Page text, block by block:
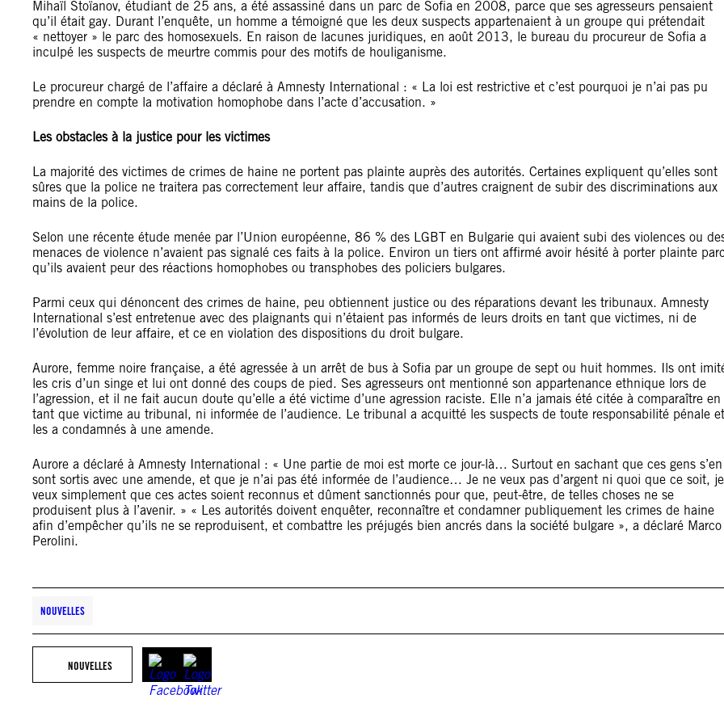
Mihaïl Stoïanov, étudiant de 25 ans, a été assassiné dans un parc de Sofia en 2008, parce que ses agresseurs pensaient
qu’il était gay. Durant l’enquête, un homme a témoigné que les deux suspects appartenaient à un groupe qui prétendait
« nettoyer » le parc des homosexuels. En raison de lacunes juridiques, en août 2013, le bureau du procureur de Sofia a
inculpé les suspects de meurtre commis pour des motifs de houliganisme.
Le procureur chargé de l’affaire a déclaré à Amnesty International : « La loi est restrictive et c’est pourquoi je n’ai pas pu
prendre en compte la motivation homophobe dans l’acte d’accusation. »
Les obstacles à la justice pour les victimes
La majorité des victimes de crimes de haine ne portent pas plainte auprès des autorités. Certaines expliquent qu’elles sont
sûres que la police ne traitera pas correctement leur affaire, tandis que d’autres craignent de subir des discriminations aux
mains de la police.
Selon une récente étude menée par l’Union européenne, 86 % des LGBT en Bulgarie qui avaient subi des violences ou
menaces de violence n’avaient pas signalé ces faits à la police. Environ un tiers ont affirmé avoir hésité à porter plainte
qu’ils avaient peur des réactions homophobes ou transphobes des policiers bulgares.
Parmi ceux qui dénoncent des crimes de haine, peu obtiennent justice ou des réparations devant les tribunaux. Amnesty
International s’est entretenue avec des plaignants qui n’étaient pas informés de leurs droits en tant que victimes, ni de
l’évolution de leur affaire, et ce en violation des dispositions du droit bulgare.
Aurore, femme noire française, a été agressée à un arrêt de bus à Sofia par un groupe de sept ou huit hommes. Ils ont
les cris d’un singe et lui ont donné des coups de pied. Ses agresseurs ont mentionné son appartenance ethnique lors de
l’agression, et il ne fait aucun doute qu’elle a été victime d’une agression raciste. Elle n’a jamais été citée à comparaître en
tant que victime au tribunal, ni informée de l’audience. Le tribunal a acquitté les suspects de toute responsabilité pénale et
les a condamnés à une amende.
Aurore a déclaré à Amnesty International : « Une partie de moi est morte ce jour-là… Surtout en sachant que ces gens s’en
sont sortis avec une amende, et que je n’ai pas été informée de l’audience… Je ne veux pas d’argent ni quoi que ce soit, je
veux simplement que ces actes soient reconnus et dûment sanctionnés pour que, peut-être, de telles choses ne se
produisent plus à l’avenir. » « Les autorités doivent enquêter, reconnaître et condamner publiquement les crimes de haine
afin d’empêcher qu’ils ne se reproduisent, et combattre les préjugés bien ancrés dans la société bulgare », a déclaré Marco
Perolini.
NOUVELLES
NOUVELLES